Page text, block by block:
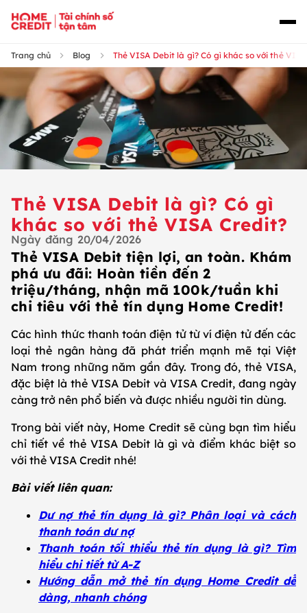
Trang chủ Blog Thẻ VISA Debit là gì? Có gì khác so với thẻ
Thẻ VISA Debit là gì? Có gì
khác so với thẻ VISA Credit?
Ngày đăng 20/04/2026
Thẻ VISA Debit tiện lợi, an toàn. Khám
phá ưu đãi: Hoàn tiền đến 2
triệu/tháng, nhận mã 100k/tuần khi
chi tiêu với thẻ tín dụng Home Credit!
Các hình thức thanh toán điện tử từ ví điện tử đến các
loại thẻ ngân hàng đã phát triển mạnh mẽ tại Việt
Nam trong những năm gần đây. Trong đó, thẻ VISA,
đặc biệt là thẻ VISA Debit và VISA Credit, đang ngày
càng trở nên phổ biến và được nhiều người tin dùng.
Trong bài viết này, Home Credit sẽ cùng bạn tìm hiểu
chỉ tiết về thẻ VISA Debit là gì và điểm khác biệt so
với thẻ VISA Credit nhé!
Bài viết liên quan:
Dư nợ thẻ tín dụng là gì? Phân loại và cách
thanh toán dư nợ
Thanh toán tối thiểu thẻ tín dụng là gì? Tìm
hiểu chi tiết từ A-Z
Hướng dẫn mở thẻ tín dụng Home Credit dễ
dàng, nhanh chóng